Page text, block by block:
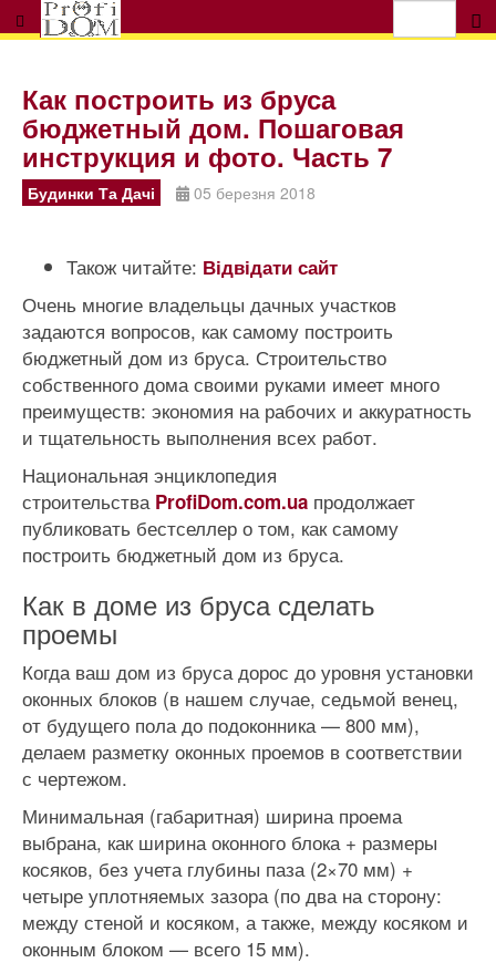
Как построить из бруса
бюджетный дом. Пошаговая
инструкция и фото. Часть 7
Будинки Та Дачі 05 березня 2018
Також читайте: Відвідати сайт
Очень многие владельцы дачных участков
задаются вопросов, как самому построить
бюджетный дом из бруса. Строительство
собственного дома своими руками имеет много
преимуществ: экономия на рабочих и аккуратность
и тщательность выполнения всех работ.
Национальная энциклопедия
строительства ProfiDom.com.ua продолжает
публиковать бестселлер о том, как самому
построить бюджетный дом из бруса.
Как в доме из бруса сделать
проемы
Когда ваш дом из бруса дорос до уровня установки
оконных блоков (в нашем случае, седьмой венец,
от будущего пола до подоконника — 800 мм),
делаем разметку оконных проемов в соответствии
с чертежом.
Минимальная (габаритная) ширина проема
выбрана, как ширина оконного блока + размеры
косяков, без учета глубины паза (2×70 мм) +
четыре уплотняемых зазора (по два на сторону:
между стеной и косяком, а также, между косяком и
оконным блоком — всего 15 мм).